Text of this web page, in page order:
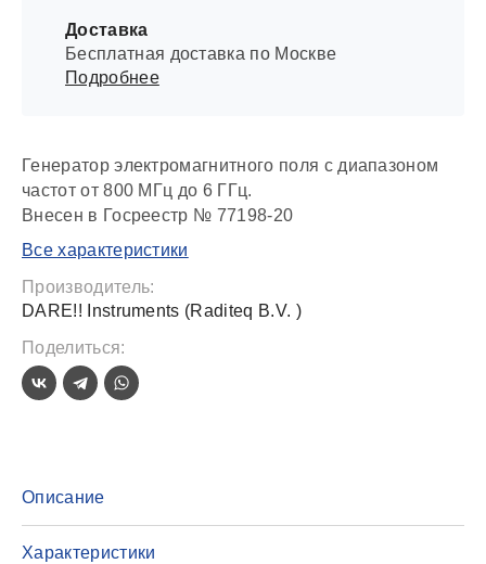
Генератор электромагнитного поля с диапазоном
частот от 800 МГц до 6 ГГц.
Внесен в Госреестр № 77198-20
Все характеристики
Производитель:
DARE!! Instruments (Raditeq B.V. )
Поделиться:
Доставка
Бесплатная доставка по Москве
Подробнее
Описание
Характеристики